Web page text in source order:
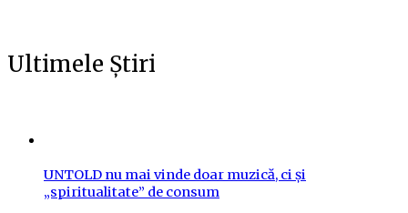
Ultimele Știri
UNTOLD nu mai vinde doar muzică, ci și
„spiritualitate” de consum